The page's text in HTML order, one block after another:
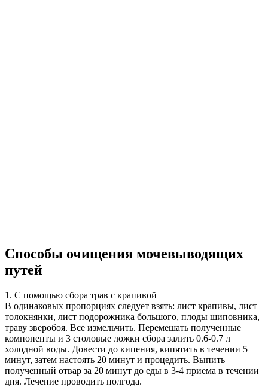
Способы очищения мочевыводящих
путей
1. С помощью сбора трав с крапивой
В одинаковых пропорциях следует взять: лист крапивы, лист
толокнянки, лист подорожника большого, плоды шиповника,
траву зверобоя. Все измельчить. Перемешать полученные
компоненты и 3 столовые ложки сбора залить 0.6-0.7 л
холодной воды. Довести до кипения, кипятить в течении 5
минут, затем настоять 20 минут и процедить. Выпить
полученный отвар за 20 минут до еды в 3-4 приема в течении
дня. Лечение проводить полгода.